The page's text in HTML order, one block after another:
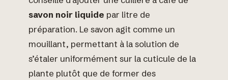
savon noir liquide par litre de
préparation. Le savon agit comme un
mouillant, permettant à la solution de
s’étaler uniformément sur la cuticule de la
plante plutôt que de former des